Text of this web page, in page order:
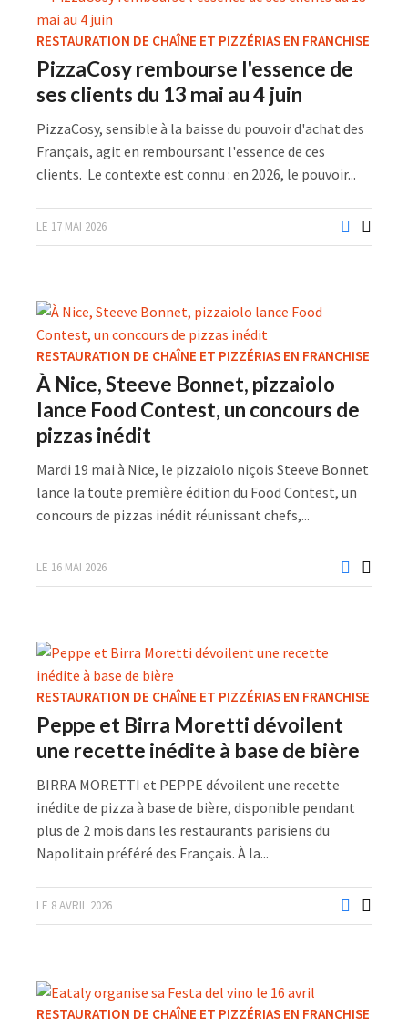
RESTAURATION DE CHAÎNE ET PIZZÉRIAS EN FRANCHISE
PizzaCosy rembourse l'essence de
ses clients du 13 mai au 4 juin
PizzaCosy, sensible à la baisse du pouvoir d'achat des
Français, agit en remboursant l'essence de ces
clients. Le contexte est connu : en 2026, le pouvoir...
LE 17 MAI 2026
RESTAURATION DE CHAÎNE ET PIZZÉRIAS EN FRANCHISE
À Nice, Steeve Bonnet, pizzaiolo
lance Food Contest, un concours de
pizzas inédit
Mardi 19 mai à Nice, le pizzaiolo niçois Steeve Bonnet
lance la toute première édition du Food Contest, un
concours de pizzas inédit réunissant chefs,...
LE 16 MAI 2026
RESTAURATION DE CHAÎNE ET PIZZÉRIAS EN FRANCHISE
Peppe et Birra Moretti dévoilent
une recette inédite à base de bière
BIRRA MORETTI et PEPPE dévoilent une recette
inédite de pizza à base de bière, disponible pendant
plus de 2 mois dans les restaurants parisiens du
Napolitain préféré des Français. À la...
LE 8 AVRIL 2026
RESTAURATION DE CHAÎNE ET PIZZÉRIAS EN FRANCHISE